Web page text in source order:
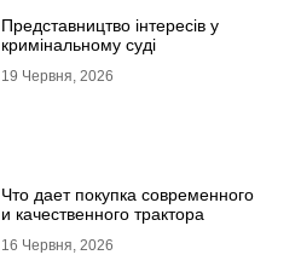
Представництво інтересів у
кримінальному суді
19 Червня, 2026
Что дает покупка современного
и качественного трактора
16 Червня, 2026